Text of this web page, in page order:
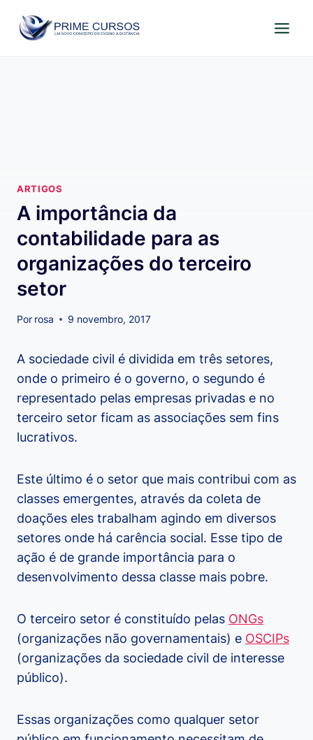
para
ARTIGOS
A importância da
contabilidade para as
organizações do terceiro
setor
Por rosa 9 novembro, 2017
A sociedade civil é dividida em três setores,
onde o primeiro é o governo, o segundo é
representado pelas empresas privadas e no
terceiro setor ficam as associações sem fins
lucrativos.
Este último é o setor que mais contribui com as
classes emergentes, através da coleta de
doações eles trabalham agindo em diversos
setores onde há carência social. Esse tipo de
ação é de grande importância para o
desenvolvimento dessa classe mais pobre.
O terceiro setor é constituído pelas ONGs
(organizações não governamentais) e OSCIPs
(organizações da sociedade civil de interesse
público).
Essas organizações como qualquer setor